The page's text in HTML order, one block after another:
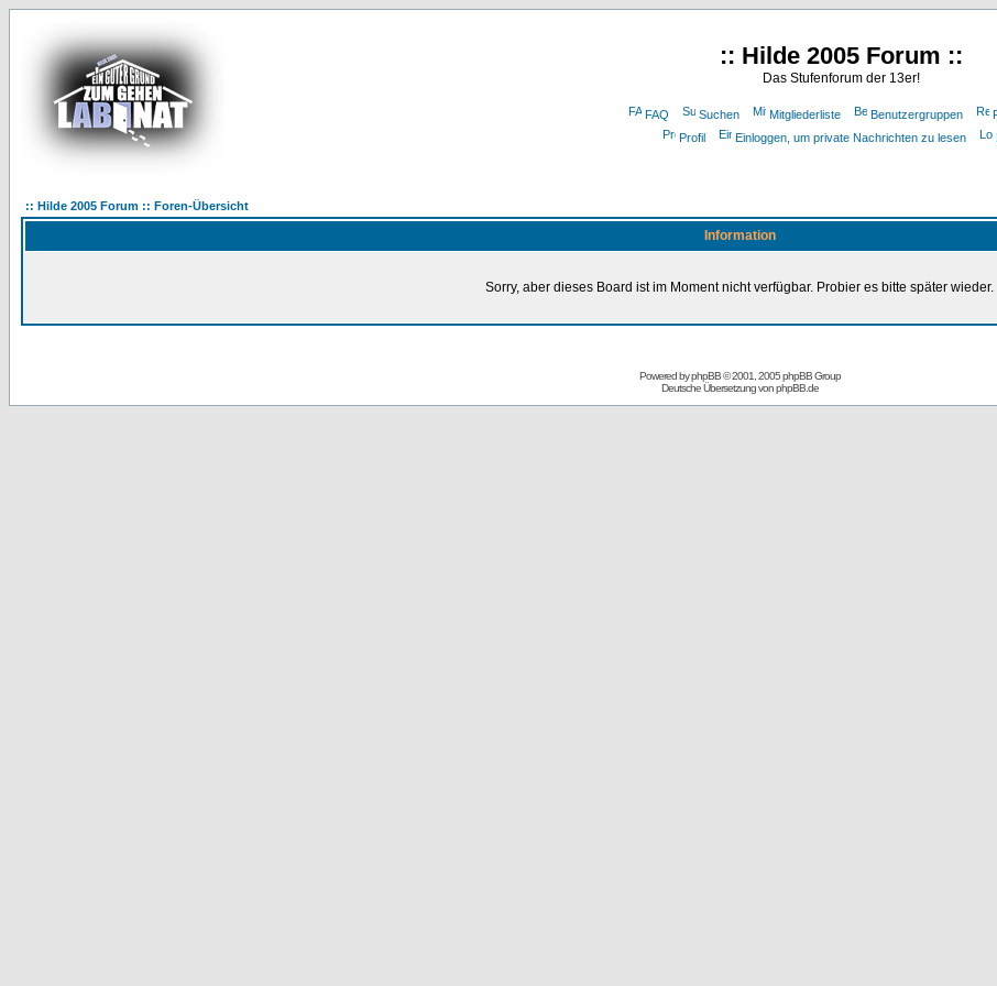
:: Hilde 2005 Forum ::
Das Stufenforum der 13er!
FAQ Suchen Mitgliederliste Benutzergruppen
Profil
Einloggen, um private Nachrichten zu lesen
:: Hilde 2005 Forum :: Foren-Übersicht
Information
Sorry, aber dieses Board ist im Moment nicht verfügbar. Probier es bitte später wieder.
Powered byphpBB© 2001, 2005 phpBB Group
Deutsche Übersetzung vonphpBB.de